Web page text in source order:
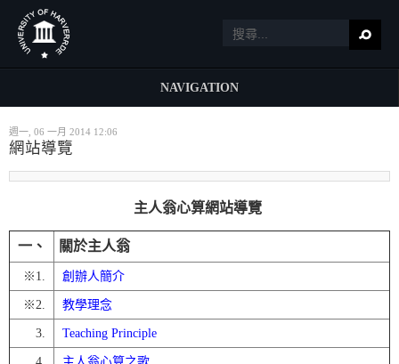
NAVIGATION
週一, 06 一月 2014 12:06
網站導覽
主人翁心算網站導覽
一、 關於主人翁
※1. 創辦人簡介
※2. 教學理念
3. Teaching Principle